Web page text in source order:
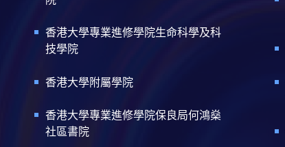
香港大學專業進修學院生命科學及科
技學院
香港大學附屬學院
香港大學專業進修學院保良局何鴻燊
社區書院